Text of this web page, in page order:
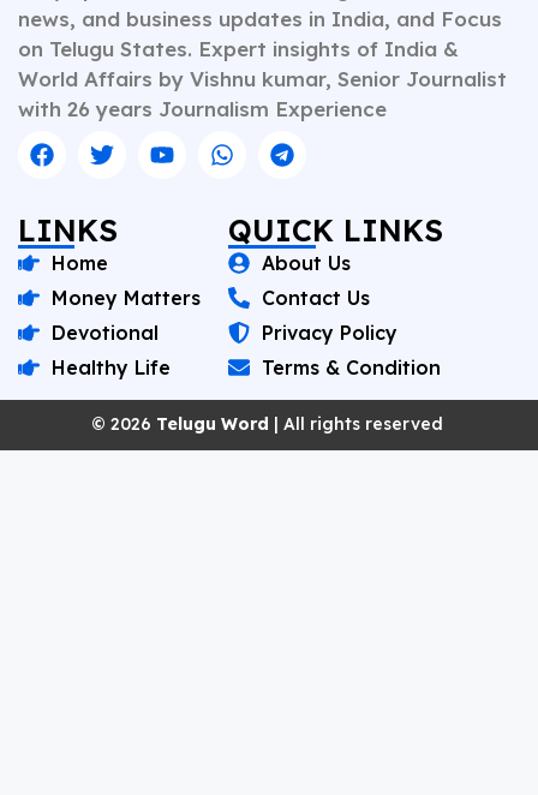
news, and business updates in India, and Focus
on Telugu States. Expert insights of India &
World Affairs by Vishnu kumar, Senior Journalist
with 26 years Journalism Experience
LINKS
Home
Money Matters
Devotional
Healthy Life
QUICK LINKS
About Us
Contact Us
Privacy Policy
Terms & Condition
© 2026 Telugu Word | All rights reserved